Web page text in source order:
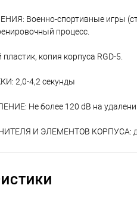
Военно-спортивные игры
процесс.
копия корпуса RGD-5.
2,0-4,2 секунды
Не более 120 dB на
И ЭЛЕМЕНТОВ КОРПУСА: